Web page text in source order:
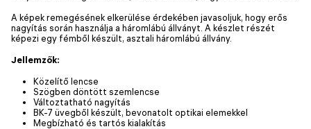
A képek remegésének elkerülése érdekében javasoljuk, hogy erős
nagyítás során használja a háromlábú állványt. A készlet részét
képezi egy fémből készült, asztali háromlábú állvány.
Jellemzők:
Közelítő lencse
Szögben döntött szemlencse
Változtatható nagyítás
BK-7 üvegből készült, bevonatolt optikai elemekkel
Megbízható és tartós kialakítás